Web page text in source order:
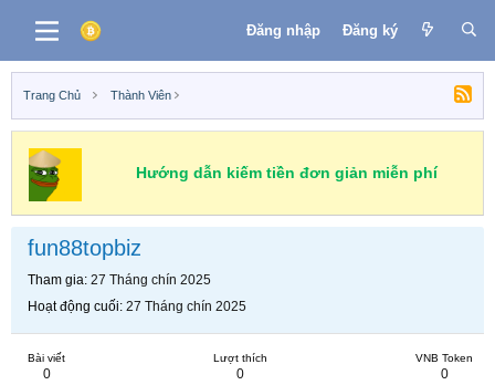
Đăng nhập Đăng ký
Trang Chủ Thành Viên
Hướng dẫn kiếm tiền đơn giản miễn phí
fun88topbiz
Tham gia 27 Tháng chín 2025
Hoạt động cuối 27 Tháng chín 2025
Bài viết
0
Lượt thích
0
VNB Token
0